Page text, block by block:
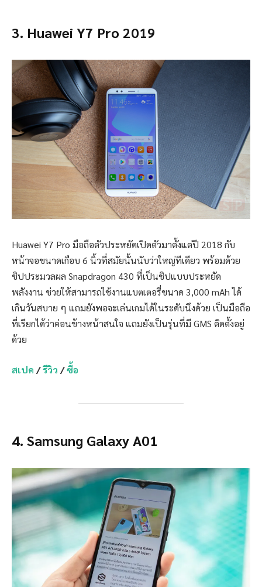
3. Huawei Y7 Pro 2019
Huawei Y7 Pro มือถือตัวประหยัดเปิดตัวมาตั้งแต่ปี 2018 กับ
หน้าจอขนาดเกือบ 6 นิ้วที่สมัยนั้นนับว่าใหญ่ทีเดียว พร้อมด้วย
ชิปประมวลผล Snapdragon 430 ที่เป็นชิปแบบประหยัด
พลังงาน ช่วยให้สามารถใช้งานแบตเตอรี่ขนาด 3,000 mAh ได้
เกินวันสบาย ๆ แถมยังพอจะเล่นเกมได้ในระดับนึงด้วย เป็นมือถือ
ที่เรียกได้ว่าค่อนข้างหน้าสนใจ แถมยังเป็นรุ่นที่มี GMS ติดตั้งอยู่
ด้วย
สเปค /รีวิว /ซื้อ
4. Samsung Galaxy A01